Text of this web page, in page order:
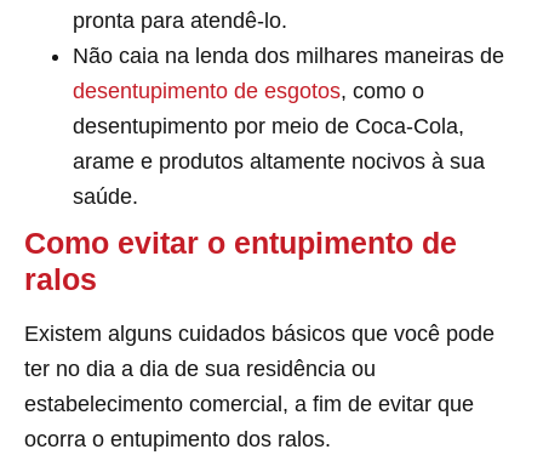
pronta para atendê-lo.
Não caia na lenda dos milhares maneiras de
desentupimento de esgotos, como o
desentupimento por meio de Coca-Cola,
arame e produtos altamente nocivos à sua
saúde.
Como evitar o entupimento de
ralos
Existem alguns cuidados básicos que você pode
ter no dia a dia de sua residência ou
estabelecimento comercial, a fim de evitar que
ocorra o entupimento dos ralos.